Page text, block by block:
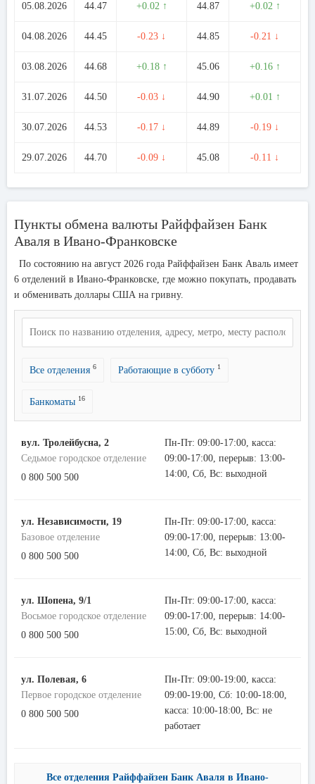
05.08.2026 44.47 +0.02 ↑ 44.87 +0.02 ↑
04.08.2026 44.45 -0.23 ↓ 44.85 -0.21 ↓
03.08.2026 44.68 +0.18 ↑ 45.06 +0.16 ↑
31.07.2026 44.50 -0.03 ↓ 44.90 +0.01 ↑
30.07.2026 44.53 -0.17 ↓ 44.89 -0.19 ↓
29.07.2026 44.70 -0.09 ↓ 45.08 -0.11 ↓
Пункты обмена валюты Райффайзен Банк
Аваля в Ивано-Франковске
По состоянию на август 2026 года Райффайзен Банк Аваль имеет
6 отделений в Ивано-Франковске, где можно покупать, продавать
и обменивать доллары США на гривну.
Все отделения 6 Работающие в субботу 1
Банкоматы 16
вул. Тролейбусна, 2
Седьмое городское отделение
0 800 500 500
Пн-Пт: 09:00-17:00, касса:
09:00-17:00, перерыв: 13:00-
14:00, Сб, Вс: выходной
ул. Независимости, 19
Базовое отделение
0 800 500 500
Пн-Пт: 09:00-17:00, касса:
09:00-17:00, перерыв: 13:00-
14:00, Сб, Вс: выходной
ул. Шопена, 9/1
Восьмое городское отделение
0 800 500 500
Пн-Пт: 09:00-17:00, касса:
09:00-17:00, перерыв: 14:00-
15:00, Сб, Вс: выходной
ул. Полевая, 6
Первое городское отделение
0 800 500 500
Пн-Пт: 09:00-19:00, касса:
09:00-19:00, Сб: 10:00-18:00,
касса: 10:00-18:00, Вс: не
работает
Все отделения Райффайзен Банк Аваля в Ивано-